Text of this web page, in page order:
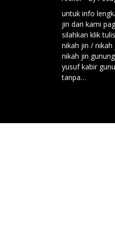
untuk info
jin dari kami
silahkan klik
nikah jin /
nikah jin
yusuf kabir
tanpa…